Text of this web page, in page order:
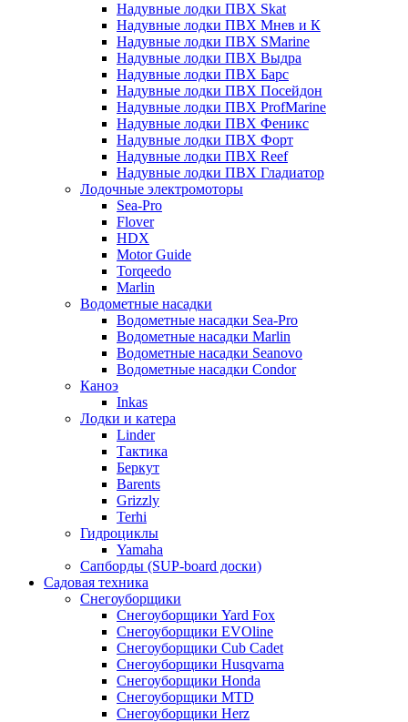
Надувные лодки ПВХ Skat
Надувные лодки ПВХ Мнев и К
Надувные лодки ПВХ SMarine
Надувные лодки ПВХ Выдра
Надувные лодки ПВХ Барс
Надувные лодки ПВХ Посейдон
Надувные лодки ПВХ ProfMarine
Надувные лодки ПВХ Феникс
Надувные лодки ПВХ Форт
Надувные лодки ПВХ Reef
Надувные лодки ПВХ Гладиатор
Лодочные электромоторы
Sea-Pro
Flover
HDX
Motor Guide
Torqeedo
Marlin
Водометные насадки
Водометные насадки Sea-Pro
Водометные насадки Marlin
Водометные насадки Seanovo
Водометные насадки Condor
Каноэ
Inkas
Лодки и катера
Linder
Тактика
Беркут
Barents
Grizzly
Terhi
Гидроциклы
Yamaha
Сапборды (SUP-board доски)
Садовая техника
Снегоуборщики
Снегоуборщики Yard Fox
Снегоуборщики EVOline
Снегоуборщики Cub Cadet
Снегоуборщики Husqvarna
Снегоуборщики Honda
Снегоуборщики MTD
Снегоуборщики Herz